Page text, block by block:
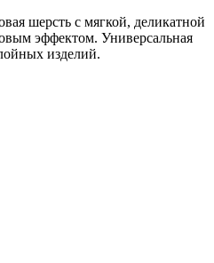
шерсть с мягкой, деликатной
эффектом. Универсальная
изделий.